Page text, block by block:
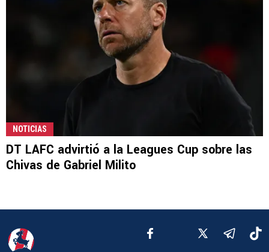
NOTICIAS
DT LAFC advirtió a la Leagues Cup sobre las
Chivas de Gabriel Milito